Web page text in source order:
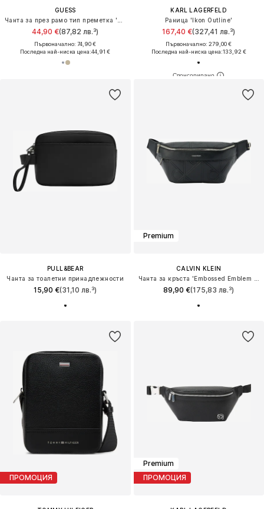
GUESS
44,90 €(87,82 лв.³)
Първоначално: 74,90 €
Последна най-ниска цена:44,91 €
KARL LAGERFELD
Раница 'Ikon Outline'
167,40 €(327,41 лв.³)
Първоначално: 279,00 €
Последна най-ниска цена:133,92 €
PULL&BEAR
Чанта за тоалетни принадлежности
15,90 €(31,10 лв.³)
Premium
CALVIN KLEIN
89,90 €(175,83 лв.³)
ПРОМОЦИЯ
Premium
ПРОМОЦИЯ